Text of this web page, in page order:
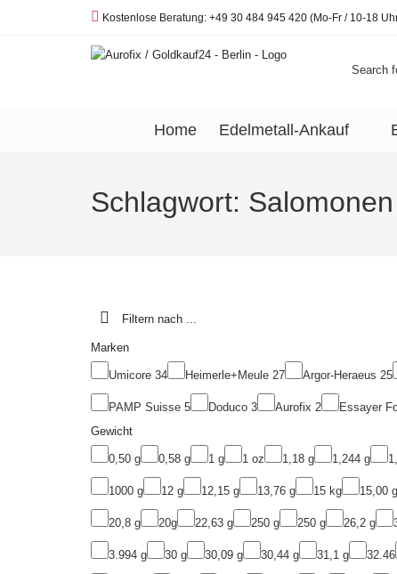
Telefon:
Kostenlose Beratung: +49 30 484 945 420 (Mo-Fr / 10-18
Search
Home Edelmetall-Ankauf
Schlagwort: Salomonen
Filtern nach ...
Marken
Umicore 34 Heimerle+Meule 27 Argor-Heraeus 25
PAMP Suisse 5 Doduco 3 Aurofix 2 Essayer
Gewicht
0,50 g 0,58 g 1 g 1 oz 1,18 g 1,244 g
1000 g 12 g 12,15 g 13,76 g 15 kg 15,00 g
20,8 g 20g 22,63 g 250 g 250 g 26,2 g
3.994 g 30 g 30,09 g 30,44 g 31,1 g 32.46